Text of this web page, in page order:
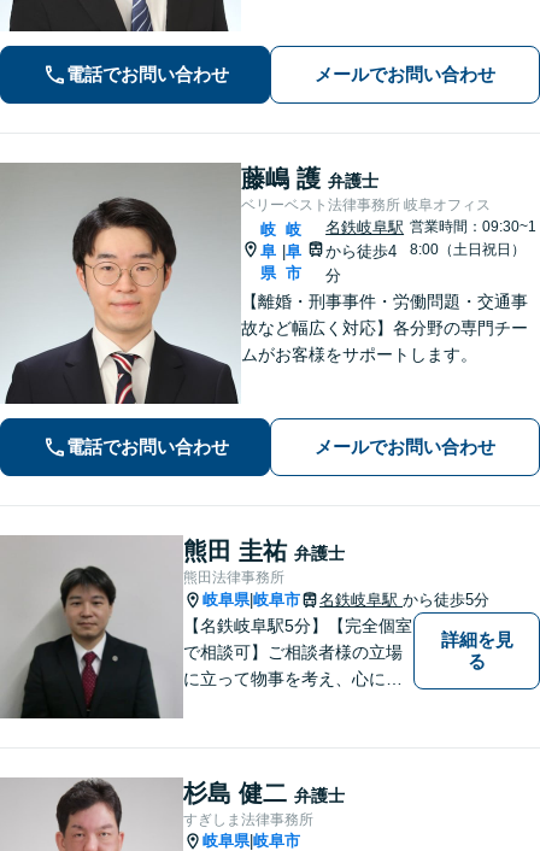
電話でお問い合わせ メールでお問い合わせ
藤嶋 護 弁護士
ベリーベスト法律事務所 岐阜オフィス
岐
阜
県
岐
阜
市
名鉄岐阜駅
から徒歩4
分
営業時間：09:30~1
8:00（土日祝日）
【離婚・刑事事件・労働問題・交通事
故など幅広く対応】各分野の専門チー
ムがお客様をサポートします。
電話でお問い合わせ メールでお問い合わせ
熊田 圭祐 弁護士
熊田法律事務所
岐阜県|岐阜市 名鉄岐阜駅 から徒歩5分
【名鉄岐阜駅5分】【完全個室
で相談可】ご相談者様の立場
に立って物事を考え、心に寄
決への第一歩です。小さな問
題から大きな問題まで、お気
軽にご相談ください。
詳細を見
る
杉島 健二 弁護士
すぎしま法律事務所
岐阜県|岐阜市